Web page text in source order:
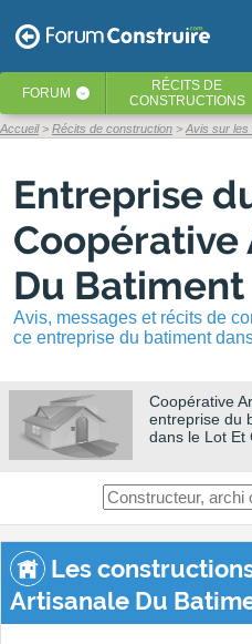
FORUM ‹ RÉCITS DE
CONSTRUCTIONS
Accueil Récits de construction Avis sur les
Entreprise
Coopérative
Du Batiment
Avis, messages et récits de
ce entreprise du batiment
Coopérative
entreprise du
dans le Lot Et
Les
Artisanale Du